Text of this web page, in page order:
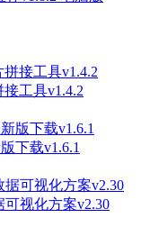
接工具v1.4.2
下载v1.6.1
可视化方案v2.30